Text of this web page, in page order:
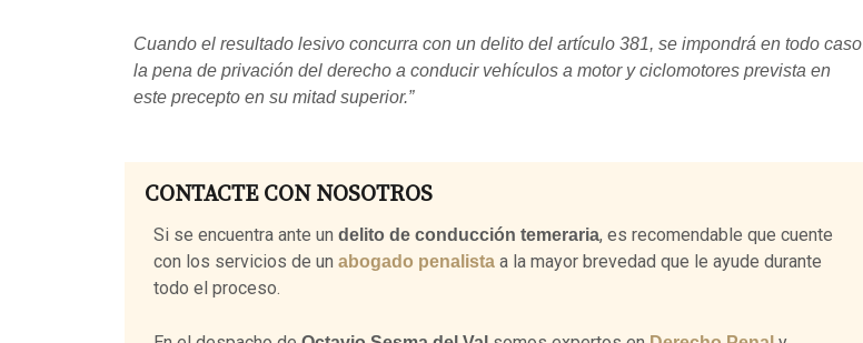
Cuando el resultado lesivo concurra con un delito del artículo 381, se impondrá en todo caso
la pena de privación del derecho a conducir vehículos a motor y ciclomotores prevista en
este precepto en su mitad superior.”
CONTACTE CON NOSOTROS
Si se encuentra ante un delito de conducción temeraria, es recomendable que cuente
con los servicios de un abogado penalista a la mayor brevedad que le ayude durante
todo el proceso.